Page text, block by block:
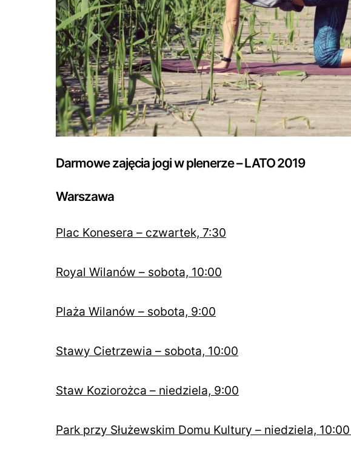
Darmowe zajęcia jogi w plenerze – LATO 2019
Warszawa
Plac Konesera – czwartek, 7:30
Royal Wilanów – sobota, 10:00
Plaża Wilanów – sobota, 9:00
Stawy Cietrzewia – sobota, 10:00
Staw Koziorożca – niedziela, 9:00
Park przy Służewskim Domu Kultury – niedziela,